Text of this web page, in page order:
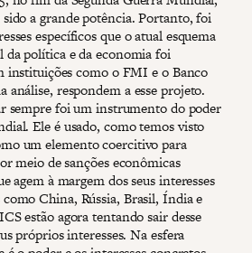
a grande potência. Portanto, foi
específicos que o atual esquema
da política e da economia foi
instituições como o FMI e o Banco
respondem a esse projeto.
sempre foi um instrumento do poder
Ele é usado, como temos visto
um elemento coercitivo para
meio de sanções econômicas
agem à margem dos seus interesses
como China, Rússia, Brasil, Índia e
estão agora tentando sair desse
próprios interesses. Na esfera